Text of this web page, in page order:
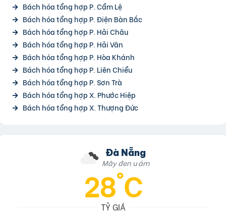
Bách hóa tổng hợp P. Cẩm Lệ
Bách hóa tổng hợp P. Điện Bàn Bắc
Bách hóa tổng hợp P. Hải Châu
Bách hóa tổng hợp P. Hải Vân
Bách hóa tổng hợp P. Hòa Khánh
Bách hóa tổng hợp P. Liên Chiểu
Bách hóa tổng hợp P. Sơn Trà
Bách hóa tổng hợp X. Phước Hiệp
Bách hóa tổng hợp X. Thượng Đức
Đà Nẵng
Mây đen u ám
28°C
TỶ GIÁ